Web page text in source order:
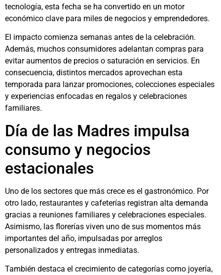
tecnología, esta fecha se ha convertido en un motor
económico clave para miles de negocios y emprendedores.
El impacto comienza semanas antes de la celebración.
Además, muchos consumidores adelantan compras para
evitar aumentos de precios o saturación en servicios. En
consecuencia, distintos mercados aprovechan esta
temporada para lanzar promociones, colecciones especiales
y experiencias enfocadas en regalos y celebraciones
familiares.
Día de las Madres impulsa
consumo y negocios
estacionales
Uno de los sectores que más crece es el gastronómico. Por
otro lado, restaurantes y cafeterías registran alta demanda
gracias a reuniones familiares y celebraciones especiales.
Asimismo, las florerías viven uno de sus momentos más
importantes del año, impulsadas por arreglos
personalizados y entregas inmediatas.
También destaca el crecimiento de categorías como joyería,